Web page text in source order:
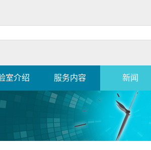
室介绍 服务内容 新闻